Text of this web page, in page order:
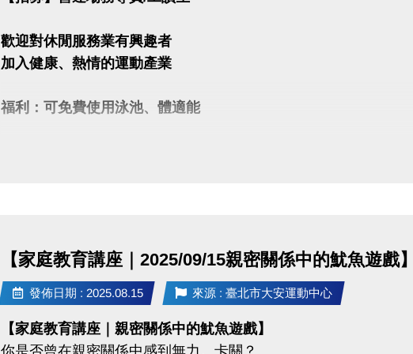
歡迎對休閒服務業有興趣者
加入健康、熱情的運動產業
福利：可免費使用泳池、體適能
【家庭教育講座｜2025/09/15親密關係中的魷魚遊戲】
發佈日期 : 2025.08.15 來源 : 臺北市大安運動中心
【家庭教育講座｜親密關係中的魷魚遊戲】